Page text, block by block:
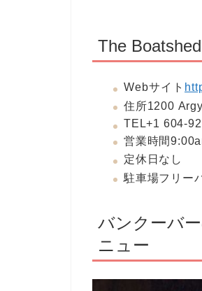
The
Webサイト
住所1200
TEL+1 604-
営業時間
定休日なし
駐車場フリー
バンクーバ
ニュー